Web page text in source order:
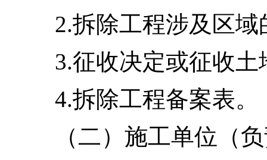
2.拆除工程涉及区
3.征收决定或征收
4.拆除工程备案表。
（二）施工单位（